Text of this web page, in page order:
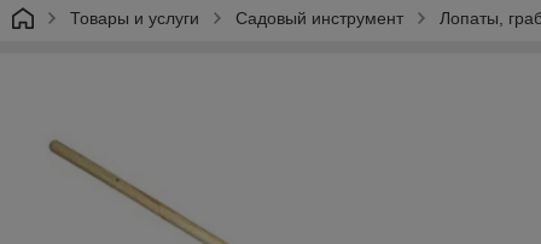
Товары и услуги Садовый инструмент Лопаты,